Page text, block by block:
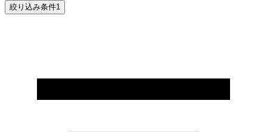
絞り込み条件1